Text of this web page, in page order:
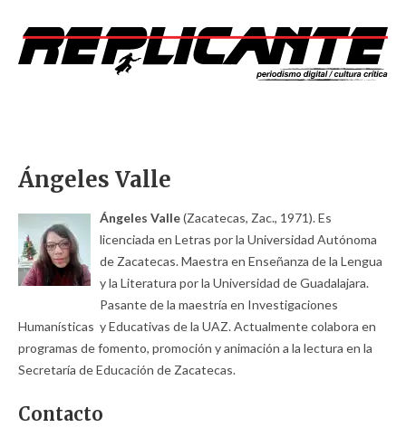
Ángeles Valle
Ángeles Valle(Zacatecas, Zac., 1971). Es
licenciada en Letras por la Universidad Autónoma
de Zacatecas. Maestra en Enseñanza de la Lengua
y la Literatura por la Universidad de Guadalajara.
Pasante de la maestría en Investigaciones
Humanísticas y Educativas de la UAZ. Actualmente colabora en
programas de fomento, promoción y animación a la lectura en la
Secretaría de Educación de Zacatecas.
Contacto